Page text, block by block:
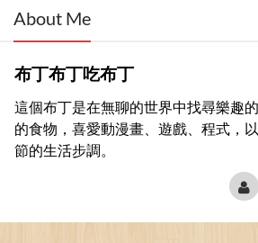
About Me
布丁布丁吃布丁
這個布丁是在無聊的世界中找尋樂趣
的食物，喜愛動漫畫、遊戲、程式，
節的生活步調。